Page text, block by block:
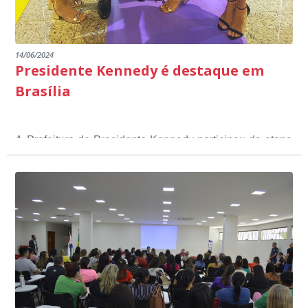
14/06/2024
Presidente Kennedy é destaque em
Brasília
A Prefeitura de Presidente Kennedy participou da etapa
nacional do 12º Prêmio Sebrae Prefeitura
Empreendedora, que visou valorizar e destacar o papel
dos gestores públicos comprometidos com o
desenvolvimento socioeconômico dos municípios, a
partir de iniciativas que estimulam o empreendedorismo,
a competitividade dos pequenos negócios e a
modernização da gestão pública local. O evento
aconteceu nesta terça-feira (11) em Brasília.